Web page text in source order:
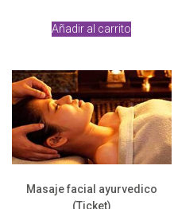
Añadir al carrito
Masaje facial ayurvedico
(Ticket)